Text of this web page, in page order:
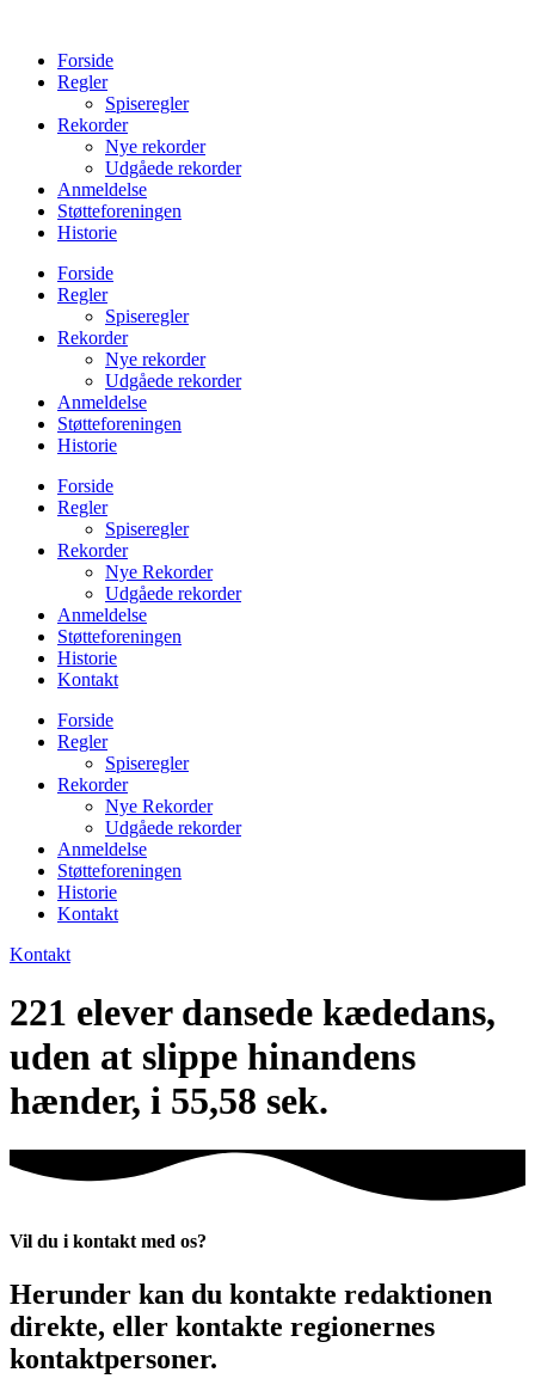
indholdForside
Regler
Spiseregler
Rekorder
Nye rekorder
Udgåede rekorder
Anmeldelse
Støtteforeningen
Historie
Forside
Regler
Spiseregler
Rekorder
Nye rekorder
Udgåede rekorder
Anmeldelse
Støtteforeningen
Historie
Forside
Regler
Spiseregler
Rekorder
Nye Rekorder
Udgåede rekorder
Anmeldelse
Støtteforeningen
Historie
Kontakt
Forside
Regler
Spiseregler
Rekorder
Nye Rekorder
Udgåede rekorder
Anmeldelse
Støtteforeningen
Historie
Kontakt
Kontakt
221 elever dansede kædedans,
uden at slippe hinandens
hænder, i 55,58 sek.
Vil du i kontakt med os?
Herunder kan du kontakte redaktionen
direkte, eller kontakte regionernes
kontaktpersoner.